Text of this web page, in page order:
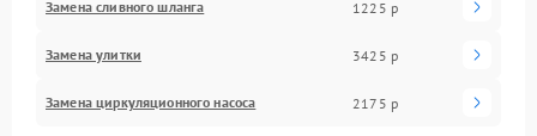
Замена сливного шланга 1225 р
Замена улитки 3425 р
Замена циркуляционного насоса 2175 р